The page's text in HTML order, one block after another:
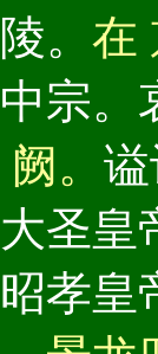
。 在
宗。
阙。
圣皇
孝皇